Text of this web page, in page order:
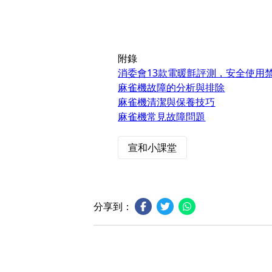
附錄
消委會13款電暖氈評測，安全使用
麻雀機故障的分析與排除
麻雀機清潔與保養技巧
麻雀機常見故障問題
宣和小課堂
分享到：